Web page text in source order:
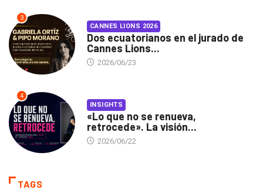
3
CANNES LIONS 2026
Dos ecuatorianos en el jurado de
Cannes Lions...
2026/06/23
4
INSIGHTS
«Lo que no se renueva,
retrocede». La visión...
2026/06/22
TAGS